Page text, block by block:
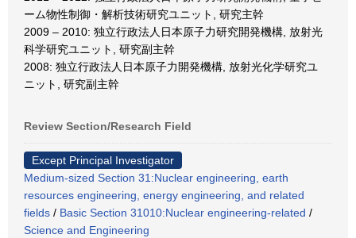
ーム物性制御・解析技術研究ユニット, 研究主幹
2009 – 2010: 独立行政法人日本原子力研究開発機構, 放射光
科学研究ユニット, 研究副主幹
2008: 独立行政法人日本原子力開発機構, 放射光化学研究ユ
ニット, 研究副主幹
Review Section/Research Field
Except Principal Investigator
Medium-sized Section 31:Nuclear engineering, earth
resources engineering, energy engineering, and related
fields / Basic Section 31010:Nuclear engineering-related /
Science and Engineering